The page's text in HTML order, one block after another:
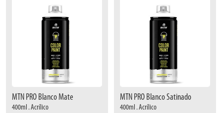
MTN PRO Blanco Mate
400ml . Acrílico
MTN PRO Blanco Satinado
400ml . Acrílico